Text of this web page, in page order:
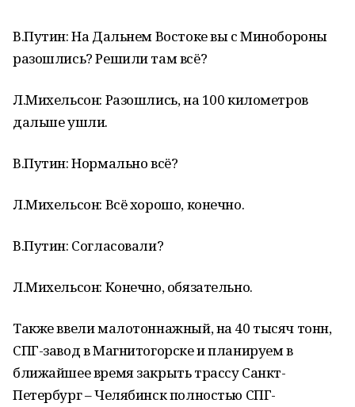
В.Путин: На Дальнем Востоке вы с Минобороны
разошлись? Решили там всё?
Л.Михельсон: Разошлись, на 100 километров
дальше ушли.
В.Путин: Нормально всё?
Л.Михельсон: Всё хорошо, конечно.
В.Путин: Согласовали?
Л.Михельсон: Конечно, обязательно.
Также ввели малотоннажный, на 40 тысяч тонн,
СПГ-завод в Магнитогорске и планируем в
ближайшее время закрыть трассу Санкт-
Петербург – Челябинск полностью СПГ-